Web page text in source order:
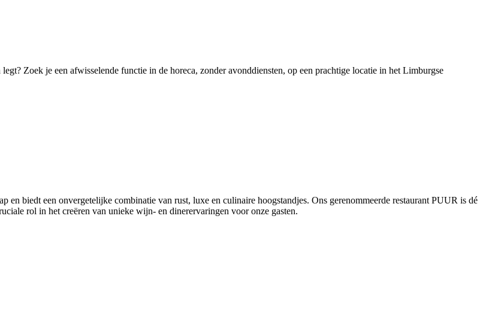
Zoek je een afwisselende functie in de horeca, zonder avonddiensten, op een prachtige locatie in het Limburgse
biedt een onvergetelijke combinatie van rust, luxe en culinaire hoogstandjes. Ons gerenommeerde restaurant PUUR is dé
rol in het creëren van unieke wijn- en dinerervaringen voor onze gasten.